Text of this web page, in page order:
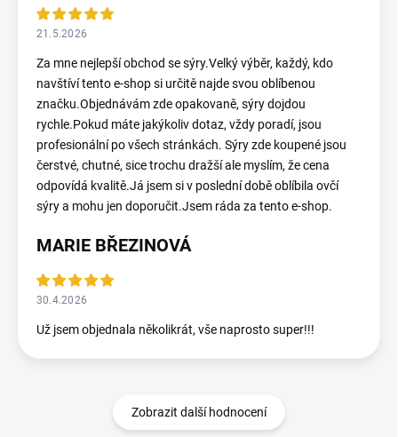
21.5.2026
Za mne nejlepší obchod se sýry.Velký výběr, každý, kdo
navštíví tento e-shop si určitě najde svou oblíbenou
značku.Objednávám zde opakovaně, sýry dojdou
rychle.Pokud máte jakýkoliv dotaz, vždy poradí, jsou
profesionální po všech stránkách. Sýry zde koupené jsou
čerstvé, chutné, sice trochu dražší ale myslím, že cena
odpovídá kvalitě.Já jsem si v poslední době oblíbila ovčí
sýry a mohu jen doporučit.Jsem ráda za tento e-shop.
MARIE BŘEZINOVÁ
30.4.2026
Už jsem objednala několikrát, vše naprosto super!!!
Zobrazit další hodnocení